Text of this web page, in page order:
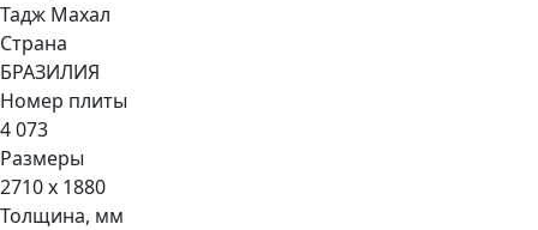
Тадж Махал
Страна
БРАЗИЛИЯ
Номер плиты
4 073
Размеры
2710 x 1880
Толщина, мм